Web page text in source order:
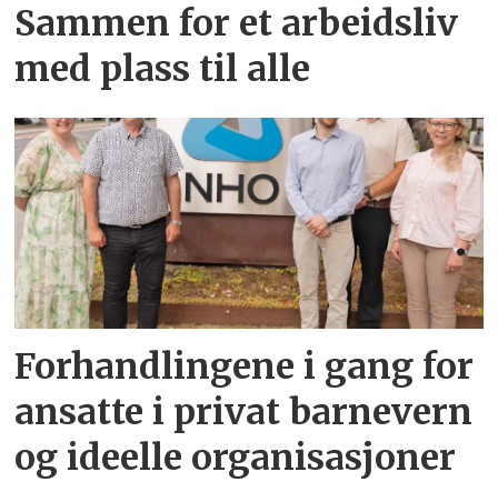
Sammen for et arbeidsliv
med plass til alle
Forhandlingene i gang for
ansatte i privat barnevern
og ideelle organisasjoner